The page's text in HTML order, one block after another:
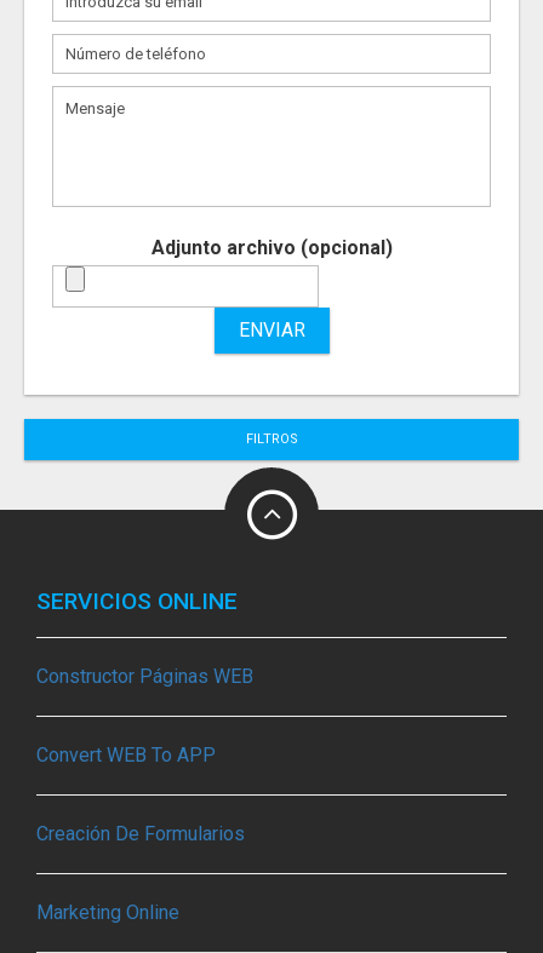
Adjunto archivo (opcional)
ENVIAR
FILTROS
SERVICIOS ONLINE
Constructor Páginas WEB
Convert WEB To APP
Creación De Formularios
Marketing Online